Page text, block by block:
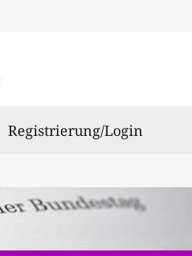
Registrierung/Login